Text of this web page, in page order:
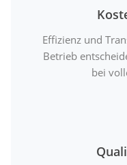
Effizienz und
Betrieb
bei